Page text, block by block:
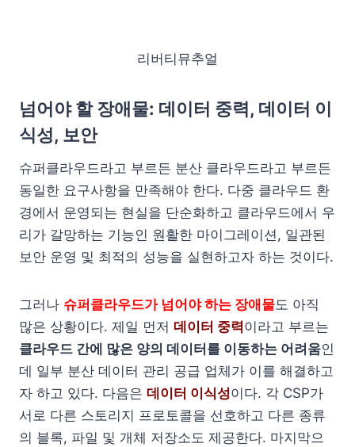
리버티뮤추얼
넘어야 할 장애물: 데이터 중력, 데이터 이
식성, 보안
슈퍼클라우드라고 부르든 분산 클라우드라고 부르든
동일한 요구사항을 만족해야 한다. 다중 클라우드 환
경에서 운영되는 현실을 단순화하고 클라우드에서 우
리가 갈망하는 기능인 원활한 마이그레이션, 일관된
보안 운영 및 최적의 성능을 실현하고자 하는 것이다.
그러나 슈퍼클라우드가 넘어야 하는 장애물도 아직
많은 상황이다. 제일 먼저 데이터 중력이라고 부르는
클라우드 간에 많은 양의 데이터를 이동하는 어려움인
데 일부 분산 데이터 관리 공급 업체가 이를 해결하고
자 하고 있다. 다음은 데이터 이식성이다. 각 CSP가
서로 다른 스토리지 프로토콜을 선호하고 다른 종류
의 블록, 파일 및 개체 저장소도 제공한다. 마지막으